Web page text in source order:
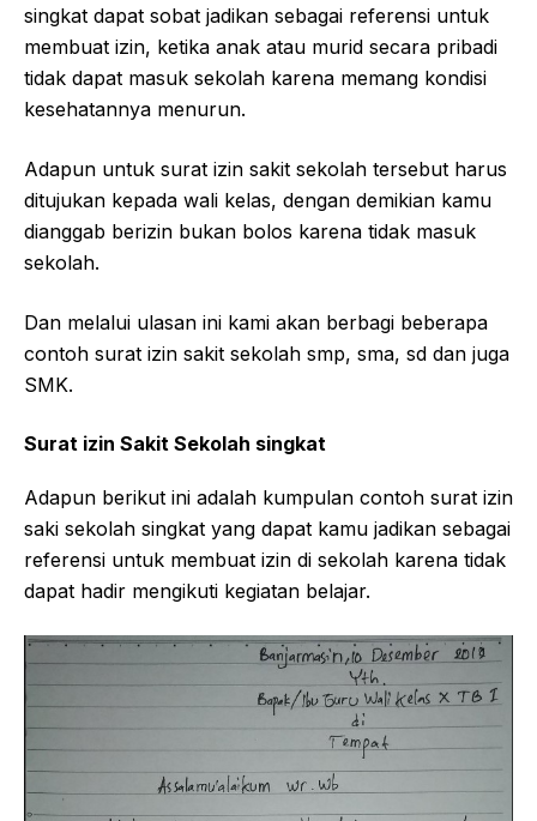
singkat dapat sobat jadikan sebagai referensi untuk
membuat izin, ketika anak atau murid secara pribadi
tidak dapat masuk sekolah karena memang kondisi
kesehatannya menurun.
Adapun untuk surat izin sakit sekolah tersebut harus
ditujukan kepada wali kelas, dengan demikian kamu
dianggab berizin bukan bolos karena tidak masuk
sekolah.
Dan melalui ulasan ini kami akan berbagi beberapa
contoh surat izin sakit sekolah smp, sma, sd dan juga
SMK.
Surat izin Sakit Sekolah singkat
Adapun berikut ini adalah kumpulan contoh surat izin
saki sekolah singkat yang dapat kamu jadikan sebagai
referensi untuk membuat izin di sekolah karena tidak
dapat hadir mengikuti kegiatan belajar.